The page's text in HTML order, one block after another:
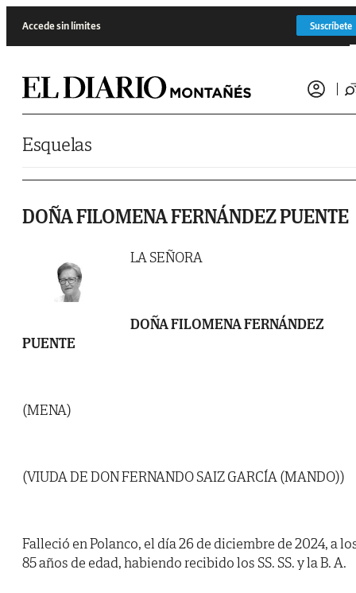
Accede sin límites Suscríbete
Esquelas
DOÑA FILOMENA FERNÁNDEZ PUENTE
LA SEÑORA
DOÑA FILOMENA FERNÁNDEZ
PUENTE
(MENA)
(VIUDA DE DON FERNANDO SAIZ GARCÍA (MANDO))
Falleció en Polanco, el día 26 de diciembre de 2024, a
85 años de edad, habiendo recibido los SS. SS. y la B. A.